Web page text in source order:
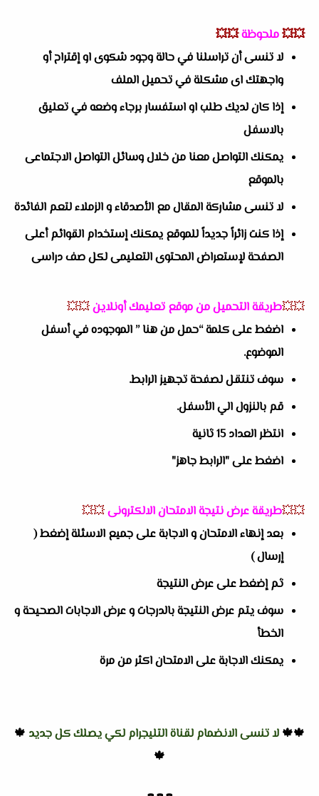
💥💥ملحوظة💥💥
لا تنسى أن تراسلنا في حالة وجود شكوى او إقتراح أو
واجهتك اى مشكلة في تحميل الملف
إذا كان لديك طلب او استفسار برجاء وضعه في تعليق
بالاسفل
يمكنك التواصل معنا من خلال وسائل التواصل الاجتماعى
بالموقع
لا تنسى مشاركة المقال مع الأصدقاء و الزملاء لتعم الفائدة
إذا كنت زائراً جديداً للموقع يمكنك إستخدام القوائم أعلى
الصفحة لإستعراض المحتوى التعليمى لكل صف دراسى
💥💥طريقة التحميل من موقع تعليمك أونلاين💥💥
اضغط على كلمة “حمل من هنا ” الموجوده في أسفل
الموضوع.
سوف تنتقل لصفحة تجهيز الرابط.
قم بالنزول الي الأسفل.
انتظر العداد 15 ثانية
اضغط على "الرابط جاهز"
💥💥طريقة عرض نتيجة الامتحان الالكترونى💥💥
بعد إنهاء الامتحان و الاجابة على جميع الاسئلة إضغط (
إرسال )
ثم إضغط على عرض النتيجة
سوف يتم عرض النتيجة بالدرجات و عرض الاجابات الصحيحة و
الخطأ
يمكنك الاجابة على الامتحان اكثر من مرة
🍁🍁 لا تنسى الانضمام لقناة التليجرام لكي يصلك كل جديد 🍁
🍁